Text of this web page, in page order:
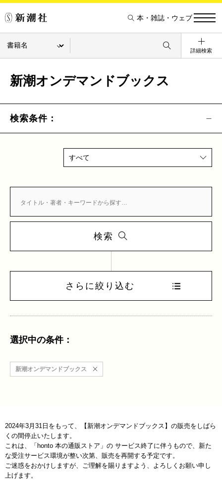
本・雑誌・ウェブ
詳細検索
新潮オンデマンドブックス
検索条件：
すべて
検索
さらに絞り込む
選択中の条件：
新潮オンデマンドブックス
2024年3月31日をもって、【新潮オンデマンドブックス】の販売をしばら
くの間停止いたします。
これは、「honto 本の通販ストア」の サービス終了に伴うもので、新た
な受注サービス環境が整い次第、販売を再開する予定です。
ご迷惑をおかけしますが、ご理解を賜りますよう、よろしくお願い申し
上げます。